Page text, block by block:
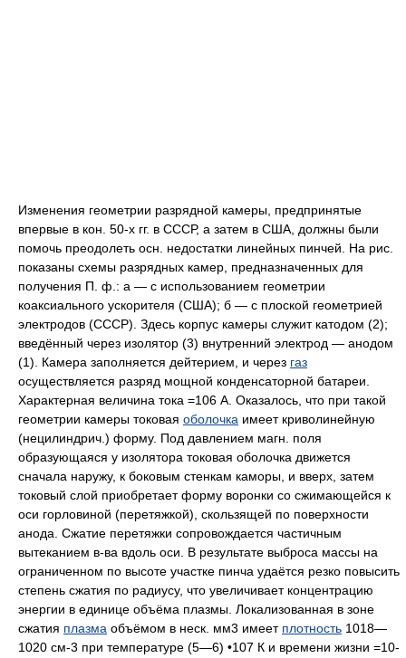
Изменения геометрии разрядной камеры, предпринятые
впервые в кон. 50-х гг. в СССР, а затем в США, должны были
помочь преодолеть осн. недостатки линейных пинчей. На рис.
показаны схемы разрядных камер, предназначенных для
получения П. ф.: а — с использованием геометрии
коаксиального ускорителя (США); б — с плоской геометрией
электродов (СССР). Здесь корпус камеры служит катодом (2);
введённый через изолятор (3) внутренний электрод — анодом
(1). Камера заполняется дейтерием, и через газ
осуществляется разряд мощной конденсаторной батареи.
Характерная величина тока =106 А. Оказалось, что при такой
геометрии камеры токовая оболочка имеет криволинейную
(нецилиндрич.) форму. Под давлением магн. поля
образующаяся у изолятора токовая оболочка движется
сначала наружу, к боковым стенкам каморы, и вверх, затем
токовый слой приобретает форму воронки со сжимающейся к
оси горловиной (перетяжкой), скользящей по поверхности
анода. Сжатие перетяжки сопровождается частичным
вытеканием в-ва вдоль оси. В результате выброса массы на
ограниченном по высоте участке пинча удаётся резко повысить
степень сжатия по радиусу, что увеличивает концентрацию
энергии в единице объёма плазмы. Локализованная в зоне
сжатия плазма объёмом в неск. мм3 имеет плотность 1018—
1020 см-3 при температуре (5—6) •107 К и времени жизни =10-